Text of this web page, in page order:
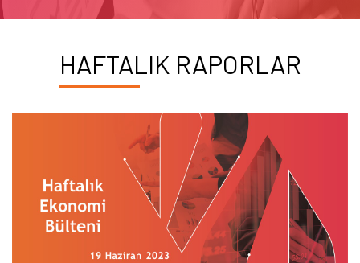
HAFTALIK RAPORLAR